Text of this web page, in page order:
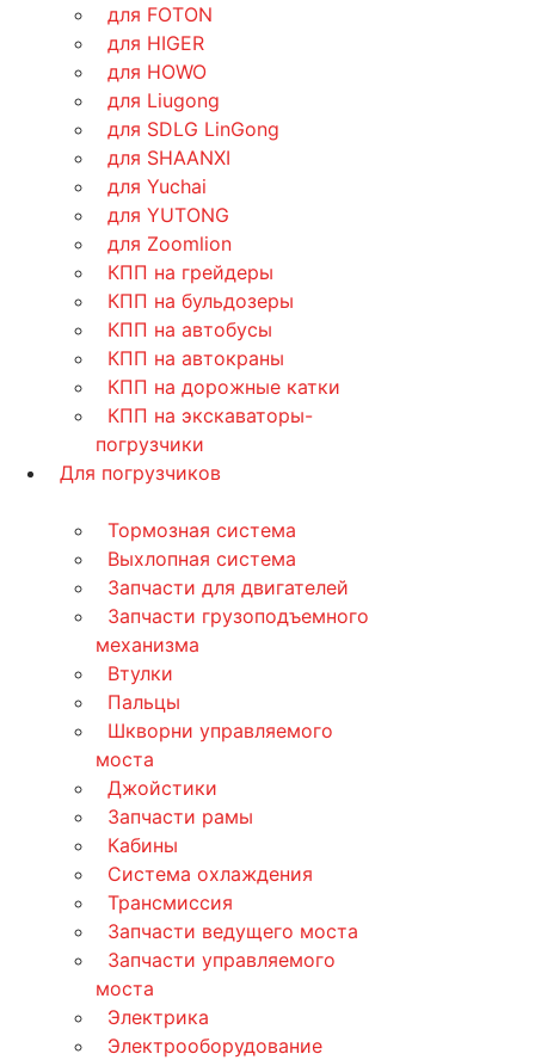
для FOTON
для HIGER
для HOWO
для Liugong
для SDLG LinGong
для SHAANXI
для Yuchai
для YUTONG
для Zoomlion
КПП на грейдеры
КПП на бульдозеры
КПП на автобусы
КПП на автокраны
КПП на дорожные катки
КПП на экскаваторы-
погрузчики
Для погрузчиков
Тормозная система
Выхлопная система
Запчасти для двигателей
Запчасти грузоподъемного
механизма
Втулки
Пальцы
Шкворни управляемого
моста
Джойстики
Запчасти рамы
Кабины
Система охлаждения
Трансмиссия
Запчасти ведущего моста
Запчасти управляемого
моста
Электрика
Электрооборудование